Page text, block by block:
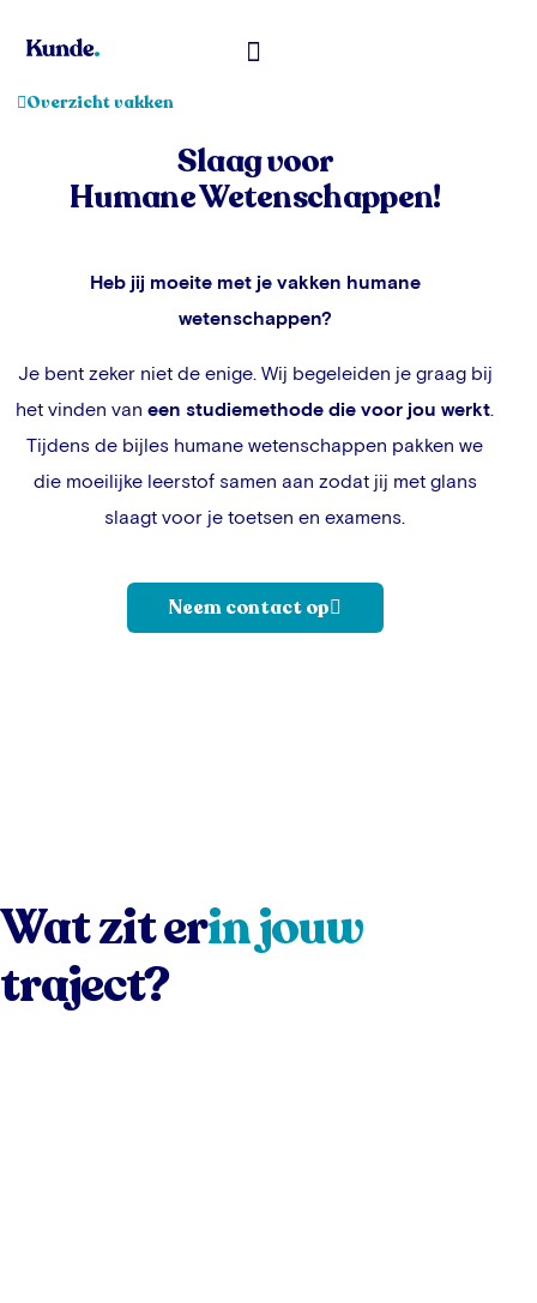
Slaag voor
Humane Wetenschappen!
Heb jij moeite met je vakken humane
wetenschappen?
Je bent zeker niet de enige. Wij begeleiden je graag bij
het vinden vaneen studiemethode die voor jou werkt.
Tijdens de bijles humane wetenschappen pakken we
die moeilijke leerstof samen aan zodat jij met glans
slaagt voor je toetsen en examens.
Neem contact op
Overzicht vakken
Wat zit erin jouw
traject?